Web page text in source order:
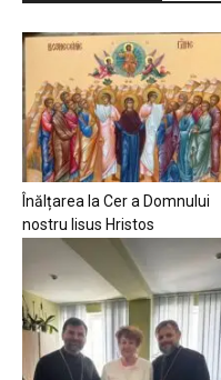
Înălțarea la Cer a Domnului
nostru Iisus Hristos